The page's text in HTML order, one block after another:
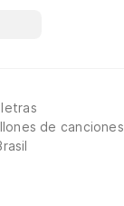
de canciones